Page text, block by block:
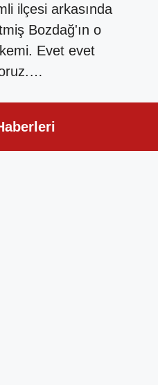
ilçesi arkasında
Bozdağ'ın o
Evet evet